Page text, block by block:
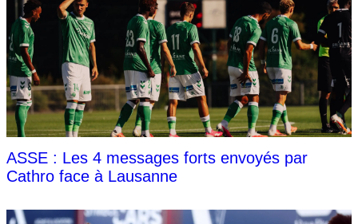
ASSE : Les 4 messages forts envoyés par
Cathro face à Lausanne